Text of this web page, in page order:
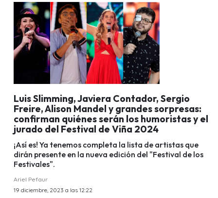
Luis Slimming, Javiera Contador, Sergio
Freire, Alison Mandel y grandes sorpresas:
confirman quiénes serán los humoristas y el
jurado del Festival de Viña 2024
¡Así es! Ya tenemos completa la lista de artistas que
dirán presente en la nueva edición del "Festival de los
Festivales".
Ariel Pefaur
19 diciembre, 2023 a las 12:22